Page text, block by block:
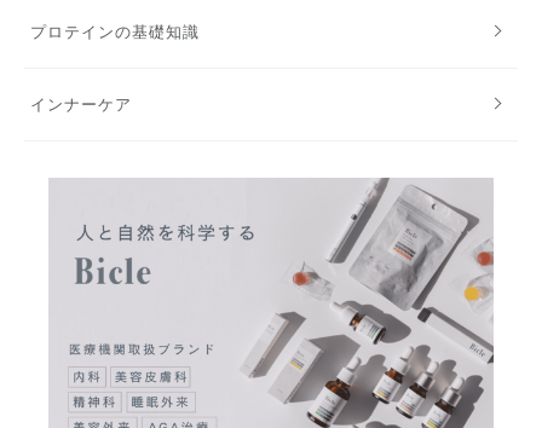
プロテインの基礎知識
インナーケア